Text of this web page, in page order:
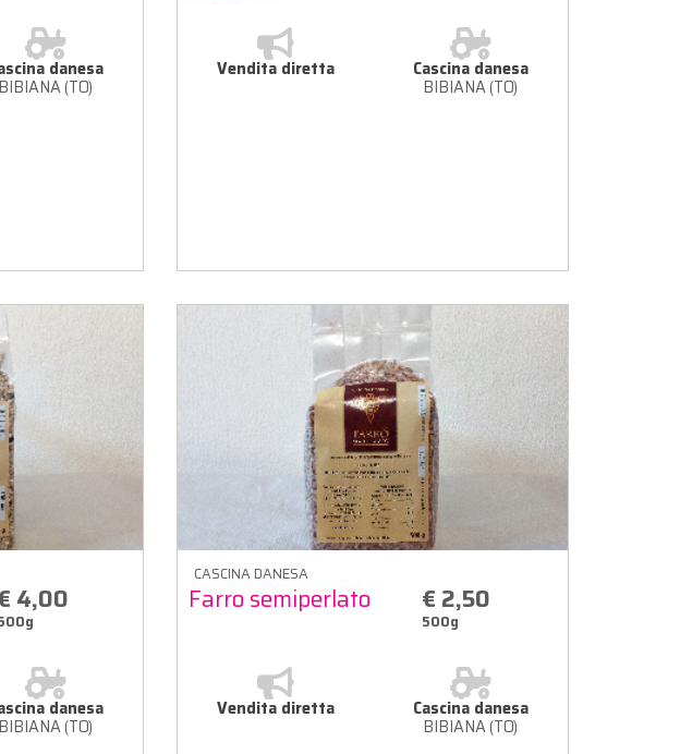
danesa
BIBIANA (TO)
Vendita diretta Cascina danesa
BIBIANA (TO)
4,00
danesa
BIBIANA (TO)
CASCINA DANESA
Farro semiperlato € 2,50
500g
Vendita diretta Cascina danesa
BIBIANA (TO)